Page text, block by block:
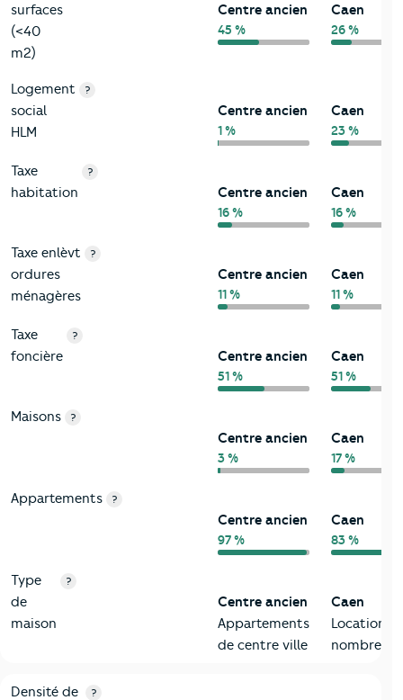
surfaces
(<40
m2)
Centre ancien
45 %
Caen
26 %
Logement
social
HLM
?
Centre ancien
1 %
Caen
23 %
Taxe
habitation
?
Centre ancien
16 %
Caen
16 %
Taxe enlèvt
ordures
ménagères
?
Centre ancien
11 %
Caen
11 %
Taxe
foncière
?
Centre ancien
51 %
Caen
51 %
Maisons ?
Centre ancien
3 %
Caen
17 %
Appartements ?
Centre ancien
97 %
Caen
83 %
Type
de
maison
?
Centre ancien
Appartements
de centre ville
Caen
Locations
2-Habitants
Critères Centre ancien
Densité de ?